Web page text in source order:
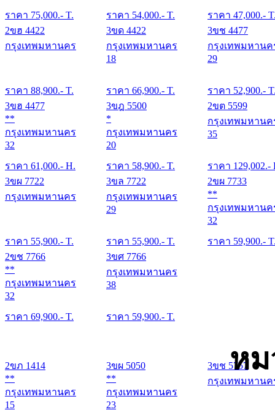
ราคา 75,000.- T. ราคา 54,000.- T. ราคา 47,000.-
2ขฮ 4422
กรุงเทพมหานคร
ราคา 88,900.- T.
3ขด 4422
กรุงเทพมหานคร
18
ราคา 66,900.- T.
3ขช 4477
กรุงเทพมหานค
29
ราคา 52,900.-
3ขฮ 4477
**
กรุงเทพมหานคร
32
ราคา 61,000.- H.
3ขฎ 5500
*
กรุงเทพมหานคร
20
ราคา 58,900.- T.
2ขต 5599
กรุงเทพมหานค
35
ราคา 129,002.-
3ขผ 7722
กรุงเทพมหานคร
ราคา 55,900.- T.
3ขล 7722
กรุงเทพมหานคร
29
ราคา 55,900.- T.
2ขผ 7733
**
กรุงเทพมหานค
32
ราคา 59,900.-
2ขช 7766
**
กรุงเทพมหานคร
32
ราคา 69,900.- T.
3ขศ 7766
กรุงเทพมหานคร
38
ราคา 59,900.- T.
หม
2ขภ 1414
**
กรุงเทพมหานคร
15
3ขผ 5050
**
กรุงเทพมหานคร
23
3ขช 5757
กรุงเทพมหานค